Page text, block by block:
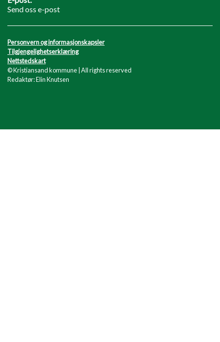
Send oss e-post
Personvern og informasjonskapsler
Tilgjengelighetserklæring
Nettstedskart
© Kristiansand kommune | All rights reserved
Redaktør: Elin Knutsen